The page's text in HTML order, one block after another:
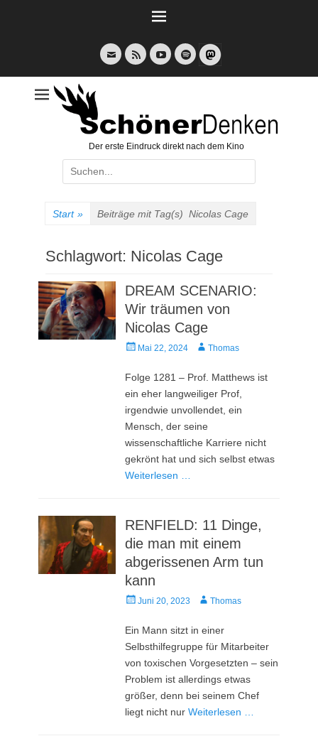
E-
Mail
Feed YouTubeSpotify
Der erste Eindruck direkt nach dem Kino
Suche
nach:
Start » Beiträge mit Tag(s) Nicolas Cage
Schlagwort: Nicolas Cage
DREAM SCENARIO:
Wir träumen von
Nicolas Cage
Veröffentlicht
Mai 22, 2024 AutorThomas
Folge 1281 – Prof. Matthews ist
ein eher langweiliger Prof,
irgendwie unvollendet, ein
Mensch, der seine
wissenschaftliche Karriere nicht
gekrönt hat und sich selbst etwas
Weiterlesen …
RENFIELD: 11 Dinge,
die man mit einem
abgerissenen Arm tun
kann
Veröffentlicht
Juni 20, 2023 AutorThomas
Ein Mann sitzt in einer
Selbsthilfegruppe für Mitarbeiter
von toxischen Vorgesetzten – sein
Problem ist allerdings etwas
größer, denn bei seinem Chef
liegt nicht nurWeiterlesen …